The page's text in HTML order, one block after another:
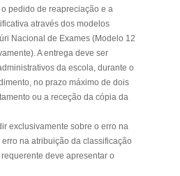
pedido de reapreciação e a
através dos modelos
Nacional de Exames (Modelo 12
A entrega deve ser
da escola, durante o
no prazo máximo de dois
ou a receção da cópia da
exclusivamente sobre o erro na
na atribuição da classificação
deve apresentar o